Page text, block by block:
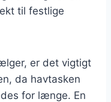
til festlige
er det vigtigt
da havtasken
for længe. En